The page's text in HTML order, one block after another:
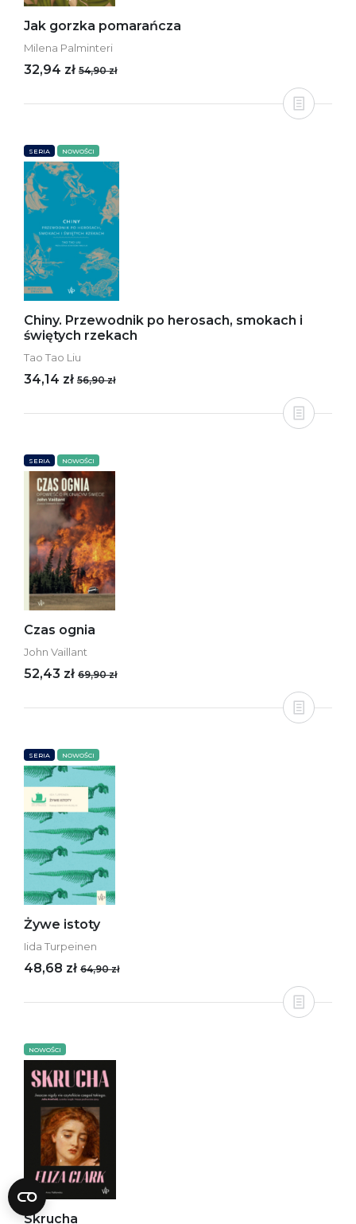
Jak gorzka pomarańcza
Milena Palminteri
32,94 zł 54,90 zł
SERIA NOWOŚCI
Chiny. Przewodnik po herosach, smokach i
świętych rzekach
Tao Tao Liu
34,14 zł 56,90 zł
SERIA NOWOŚCI
Czas ognia
John Vaillant
52,43 zł 69,90 zł
SERIA NOWOŚCI
Żywe istoty
Iida Turpeinen
48,68 zł 64,90 zł
NOWOŚCI
Skrucha